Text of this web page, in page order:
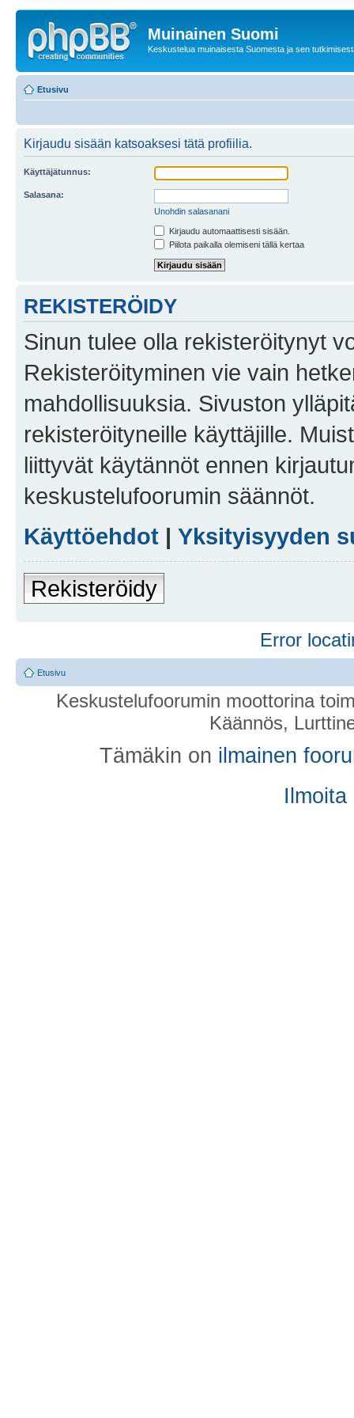
Muinainen Suomi
Keskustelua muinaisesta Suomesta ja sen
Etusivu
Kirjaudu sisään katsoaksesi tätä profiilia.
Käyttäjätunnus:
Salasana:
Unohdin salasanani
Kirjaudu automaattisesti sisään.
Piilota paikalla olemiseni tällä kertaa
REKISTERÖIDY
Sinun tulee olla rekisteröitynyt
Rekisteröityminen vie vain
mahdollisuuksia. Sivuston
rekisteröityneille käyttäjille.
liittyvät käytännöt ennen
keskustelufoorumin säännöt.
Käyttöehdot | Yksityisyyden
Rekisteröidy
Error
Etusivu
Keskustelufoorumin moottorina
Käännös,
Tämäkin on ilmainen